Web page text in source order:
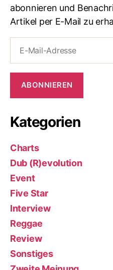
abonnieren und
Artikel per E-Mail zu
Mail-
Adresse
ABONNIEREN
Kategorien
Charts
Dub (R)evolution
Event
Five Star
Interview
Reggae
Review
Sonstiges